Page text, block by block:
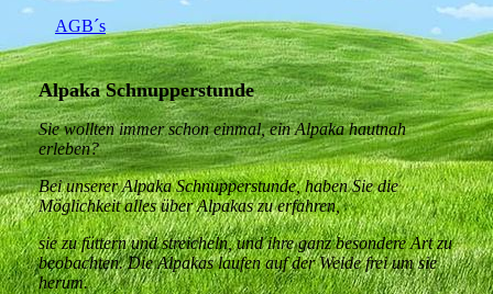
AGB´s
Alpaka Schnupperstunde
Sie wollten immer schon einmal, ein Alpaka hautnah
erleben?
Bei unserer Alpaka Schnupperstunde, haben Sie die
Möglichkeit alles über Alpakas zu erfahren,
sie zu füttern und streicheln, und ihre ganz besondere Art zu
beobachten. Die Alpakas laufen auf der Weide frei um sie
herum.